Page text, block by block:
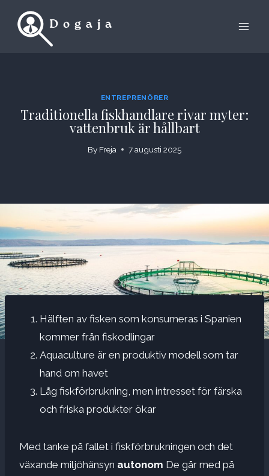
ENTREPRENÖRER
Traditionella fiskhandlare rivar myter:
vattenbruk är hållbart
By Freja 7 augusti 2025
Hälften av fisken som konsumeras i Spanien
kommer från fiskodlingar
Aquaculture är en produktiv modell som tar
hand om havet
Låg fiskförbrukning, men intresset för färska
och friska produkter ökar
Med tanke på fallet i fiskförbrukningen och det
växande miljöhänsyn autonom De går med på